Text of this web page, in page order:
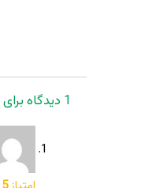
1 دیدگاه برای